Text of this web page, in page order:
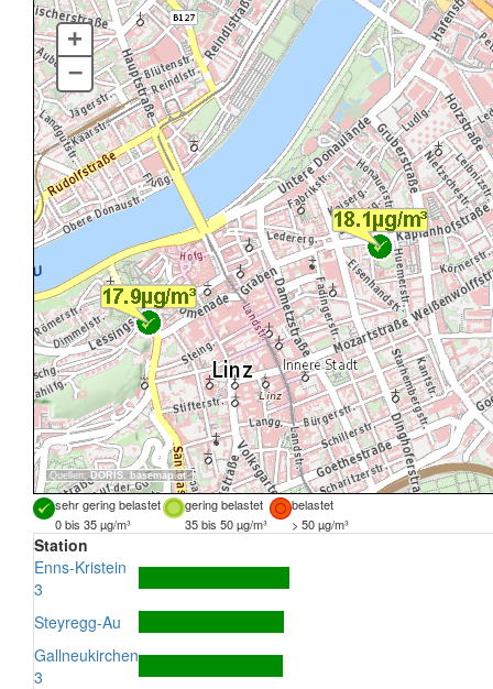
Quellen:DORIS, basemap.at
+
–
sehr gering belastet gering belastet
belastet
0 bis 35 µg/m³
35 bis 50 µg/m³ > 50 µg/m³
Station
Enns-Kristein
3
Steyregg-Au
Gallneukirchen
3